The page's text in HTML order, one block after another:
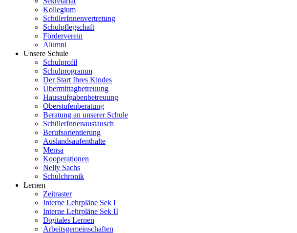
Kollegium
SchülerInnenvertretung
Schulpflegschaft
Förderverein
Alumni
Unsere Schule
Schulprofil
Schulprogramm
Der Start Ihres Kindes
Übermittagbetreuung
Hausaufgabenbetreuung
Oberstufenberatung
Beratung an unserer Schule
SchülerInnenaustausch
Berufsorientierung
Auslandsaufenthalte
Mensa
Kooperationen
Nelly Sachs
Schulchronik
Lernen
Zeitraster
Interne Lehrpläne Sek I
Interne Lehrpläne Sek II
Digitales Lernen
Arbeitsgemeinschaften